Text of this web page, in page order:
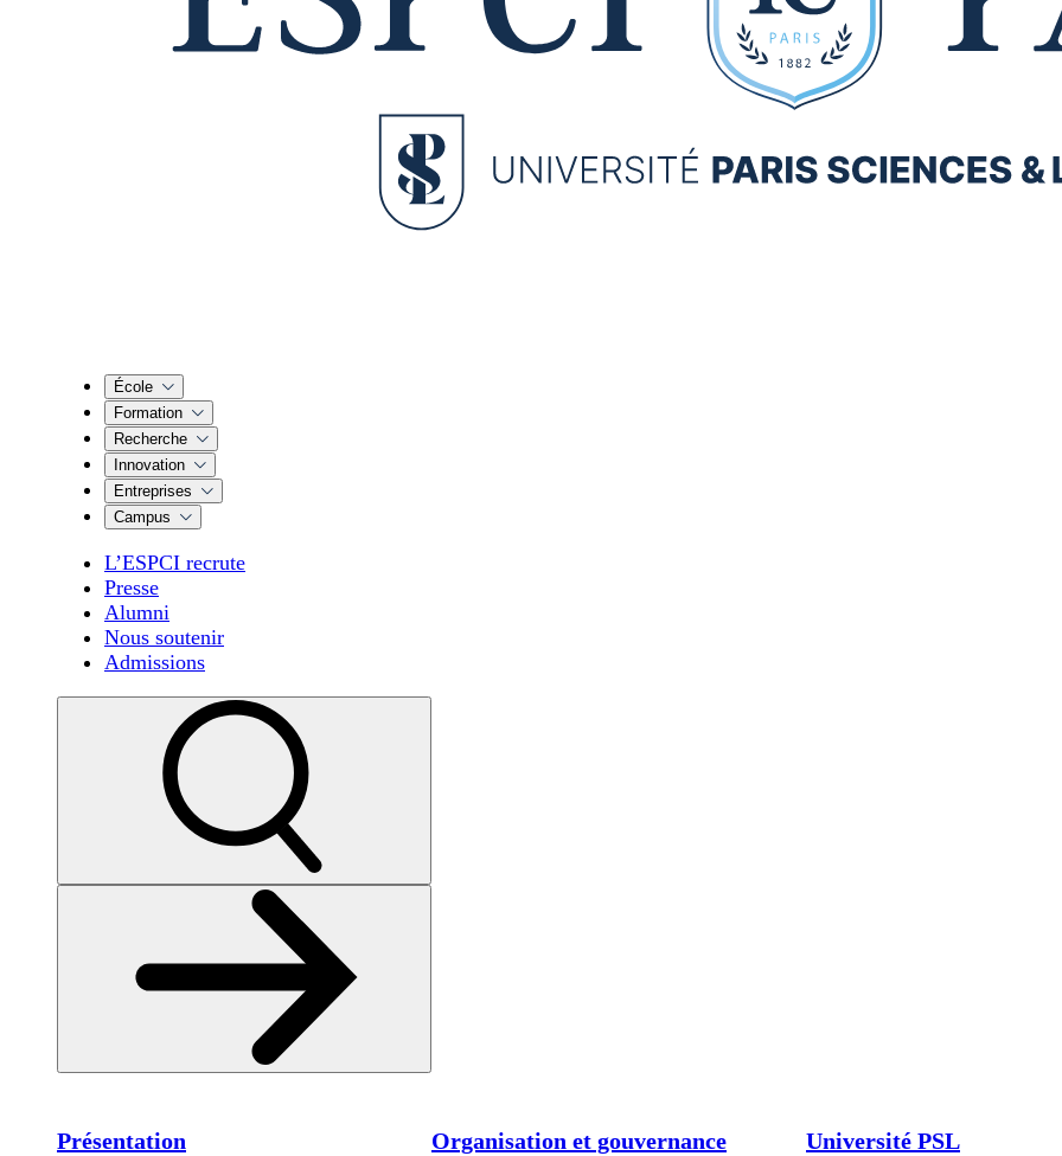
École
Formation
Recherche
Innovation
Entreprises
Campus
L’ESPCI recrute
Presse
Alumni
Nous soutenir
Admissions
Présentation Organisation et gouvernance Université PSL